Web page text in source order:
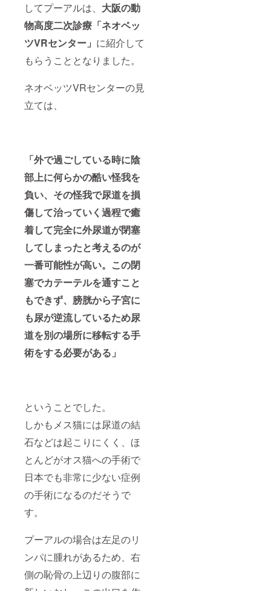
してプーアルは、 大阪の動
物高度二次診療「ネオベッ
ツVRセンター」 に紹介して
もらうこととなりました。
ネオベッツVRセンターの見
立ては、
「外で過ごしている時に陰
部上に何らかの酷い怪我を
負い、その怪我で尿道を損
傷して治っていく過程で癒
着して完全に外尿道が閉塞
してしまったと考えるのが
一番可能性が高い。この閉
塞でカテーテルを通すこと
もできず、膀胱から子宮に
も尿が逆流しているため尿
道を別の場所に移転する手
術をする必要がある」
ということでした。
しかもメス猫には尿道の結
石などは起こりにくく、ほ
とんどがオス猫への手術で
日本でも非常に少ない症例
の手術になるのだそうで
す。
プーアルの場合は左足のリ
ンパに腫れがあるため、右
側の恥骨の上辺りの腹部に